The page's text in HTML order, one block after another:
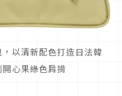
以清新配色打造日法韓
心果綠色肩揹